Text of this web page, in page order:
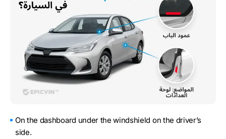
On the dashboard under the windshield on the driver’s
side.